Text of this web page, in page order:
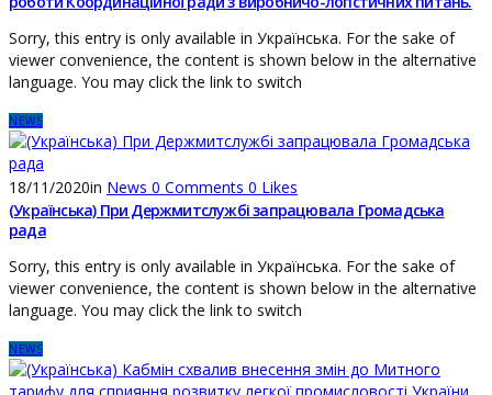
Sorry, this entry is only available in Українська. For the sake of
viewer convenience, the content is shown below in the alternative
language. You may click the link to switch
NEWS
18/11/2020in News 0 Comments 0 Likes
(Українська) При Держмитслужбі запрацювала Громадська
рада
Sorry, this entry is only available in Українська. For the sake of
viewer convenience, the content is shown below in the alternative
language. You may click the link to switch
NEWS